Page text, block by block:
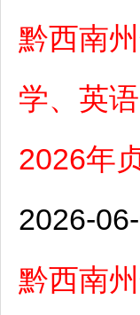
黔西南
学、英
2026年
2026-
黔西南